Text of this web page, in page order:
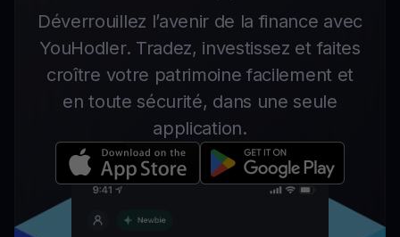
Déverrouillez l’avenir de la finance avec
YouHodler. Tradez, investissez et faites
croître votre patrimoine facilement et
en toute sécurité, dans une seule
application.